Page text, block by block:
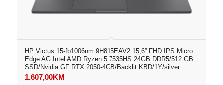
HP Victus 15-fb1006nm 9H815EAV2 15,6” FHD IPS Micro
Edge AG Intel AMD Ryzen 5 7535HS 24GB DDR5/512 GB
SSD/Nvidia GF RTX 2050-4GB/Backlit KBD/1Y/silver
1.607,00KM